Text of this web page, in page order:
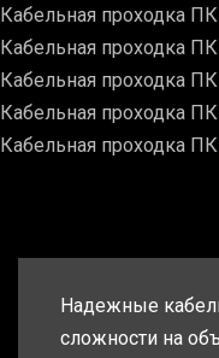
Кабельная проходка
Кабельная проходка
Кабельная проходка
Кабельная проходка
Кабельная проходка
Надежные
сложности на